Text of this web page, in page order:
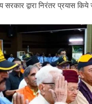
द्वारा निरंतर प्रयास किये